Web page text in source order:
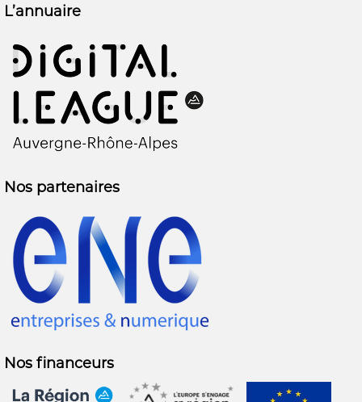
L’annuaire
Nos partenaires
Nos financeurs